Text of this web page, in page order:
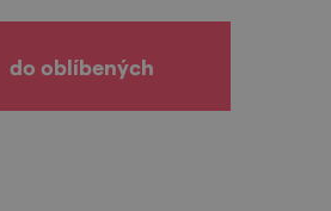
do oblíbených